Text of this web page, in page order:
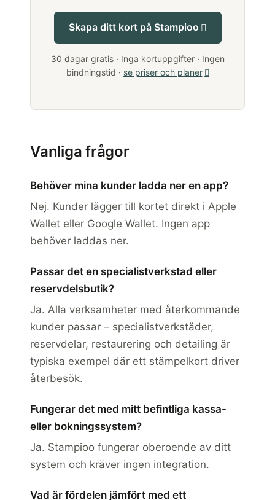
Skapa ditt kort på Stampioo
30 dagar gratis · Inga kortuppgifter · Ingen
bindningstid · se priser och planer
Vanliga frågor
Behöver mina kunder ladda ner en app?
Nej. Kunder lägger till kortet direkt i Apple
Wallet eller Google Wallet. Ingen app
behöver laddas ner.
Passar det en specialistverkstad eller
reservdelsbutik?
Ja. Alla verksamheter med återkommande
kunder passar – specialistverkstäder,
reservdelar, restaurering och detailing är
typiska exempel där ett stämpelkort driver
återbesök.
Fungerar det med mitt befintliga kassa-
eller bokningssystem?
Ja. Stampioo fungerar oberoende av ditt
system och kräver ingen integration.
Vad är fördelen jämfört med ett